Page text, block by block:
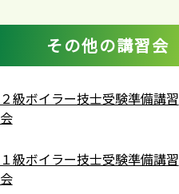
その他の講習会
２級ボイラー技士受験準備講習
会
１級ボイラー技士受験準備講習
会